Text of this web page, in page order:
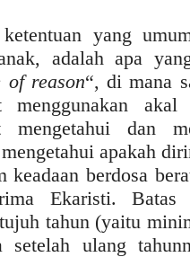
yang
adalah apa
of reason“, di mana
menggunakan akal
mengetahui dan
apakah
keadaan berdosa
Ekaristi.
tahun (yaitu
setelah ulang